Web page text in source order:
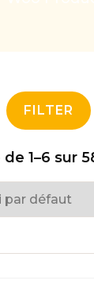
FILTER
1–6 sur